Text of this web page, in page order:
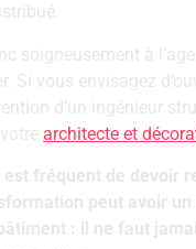
soigneusement à
Si vous envisagez
d’un ingénieur
architecte et
est fréquent de devoir
peut avoir
: il ne faut